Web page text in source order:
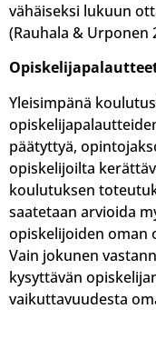
vähäiseksi lukuun
(Rauhala & Urponen
Yleisimpänä
päätyttyä,
opiskelijoilta
koulutuksen
saatetaan arvioida
opiskelijoiden oman
Vain jokunen
kysyttävän
vaikuttavuudesta